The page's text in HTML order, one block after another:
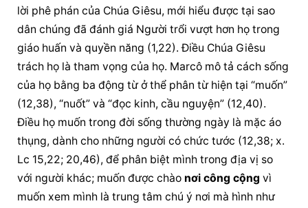
lời phê phán của Chúa Giêsu, mới hiểu được tại sao
dân chúng đã đánh giá Người trổi vượt hơn họ trong
giáo huấn và quyền năng (1,22). Điều Chúa Giêsu
trách họ là tham vọng của họ. Marcô mô tả cách sống
của họ bằng ba động từ ở thể phân từ hiện tại “muốn”
(12,38), “nuốt” và “đọc kinh, cầu nguyện” (12,40).
Điều họ muốn trong đời sống thường ngày là mặc áo
thụng, dành cho những người có chức tước (12,38; x.
Lc 15,22; 20,46), để phân biệt mình trong địa vị so
với người khác; muốn được chào nơi công cộng vì
muốn xem mình là trung tâm chú ý nơi mà hình như